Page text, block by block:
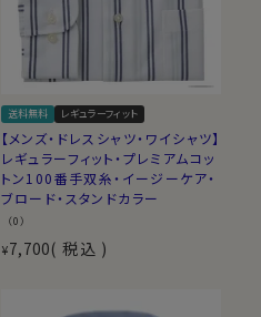
送料無料 レギュラーフィット
【メンズ・ドレスシャツ・ワイシャツ】
レギュラーフィット・プレミアムコッ
トン100番手双糸・イージーケア・
ブロード・スタンドカラー
（0）
¥7,700 税込